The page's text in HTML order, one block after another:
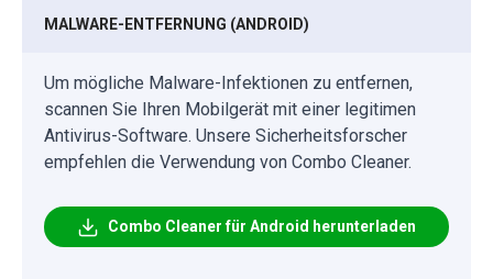
MALWARE-ENTFERNUNG (ANDROID)
Um mögliche Malware-Infektionen zu entfernen,
scannen Sie Ihren Mobilgerät mit einer legitimen
Antivirus-Software. Unsere Sicherheitsforscher
empfehlen die Verwendung von Combo Cleaner.
Combo Cleaner für Android herunterladen